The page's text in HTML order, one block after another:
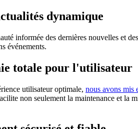
dynamique
informée des dernières nouvelles et
événements.
totale pour l'utilisateur
utilisateur optimale, nous avons mis
non seulement la maintenance et la